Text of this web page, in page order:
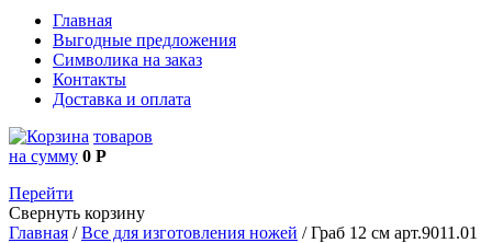
Главная
Выгодные предложения
Символика на заказ
Контакты
Доставка и оплата
товаров
на сумму 0 Р
Перейти
Свернуть корзину
Главная /Все для изготовления ножей /Граб 12 см арт.9011.01